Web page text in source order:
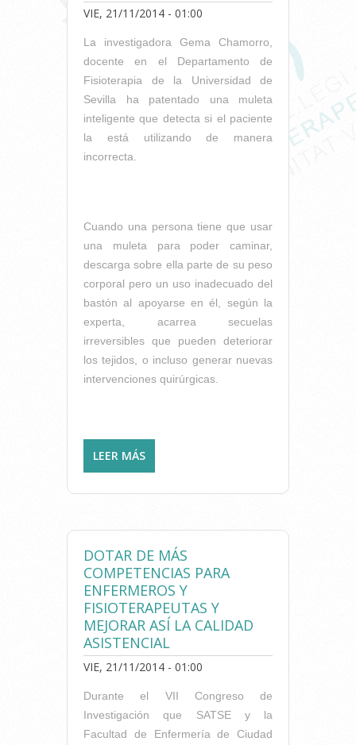
VIE, 21/11/2014 - 01:00
La investigadora Gema Chamorro,
docente en el Departamento de
Fisioterapia de la Universidad de
Sevilla ha patentado una muleta
inteligente que detecta si el paciente
la está utilizando de manera
incorrecta.
Cuando una persona tiene que usar
una muleta para poder caminar,
descarga sobre ella parte de su peso
corporal pero un uso inadecuado del
bastón al apoyarse en él, según la
experta, acarrea secuelas
irreversibles que pueden deteriorar
los tejidos, o incluso generar nuevas
intervenciones quirúrgicas.
LEER MÁS
MULETA INTELIGENTE QUE
CORRIGE ERRORES DE
DOTAR DE MÁS
COMPETENCIAS PARA
ENFERMEROS Y
FISIOTERAPEUTAS Y
MEJORAR ASÍ LA CALIDAD
ASISTENCIAL
VIE, 21/11/2014 - 01:00
Durante el VII Congreso de
Investigación que SATSE y la
Facultad de Enfermería de Ciudad